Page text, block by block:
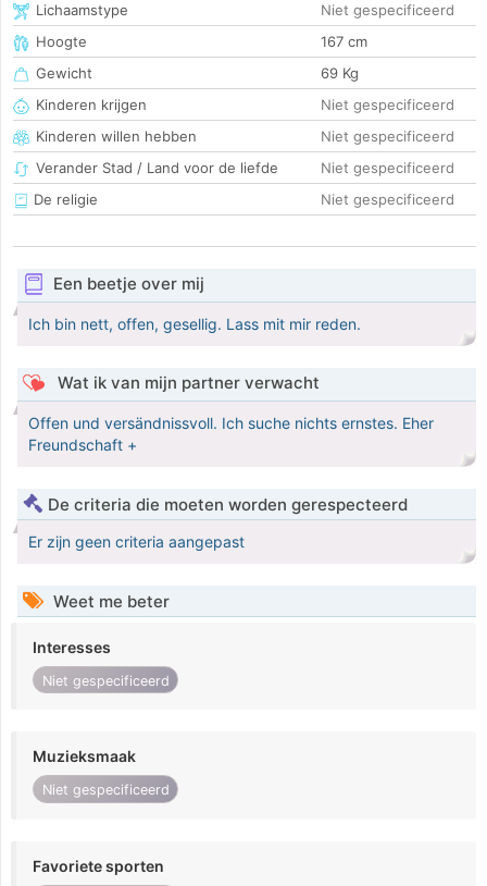
Lichaamstype
Niet gespecificeerd
Hoogte
167 cm
Gewicht
69 Kg
Kinderen krijgen
Niet gespecificeerd
Kinderen willen hebben
Niet gespecificeerd
Verander Stad / Land voor de liefde
Niet gespecificeerd
De religie
Niet gespecificeerd
Een beetje over mij
Ich bin nett, offen, gesellig. Lass mit mir reden.
Wat ik van mijn partner verwacht
Offen und versändnissvoll. Ich suche nichts ernstes. Eher
Freundschaft +
De criteria die moeten worden gerespecteerd
Er zijn geen criteria aangepast
Weet me beter
Interesses
Niet gespecificeerd
Muzieksmaak
Niet gespecificeerd
Favoriete sporten